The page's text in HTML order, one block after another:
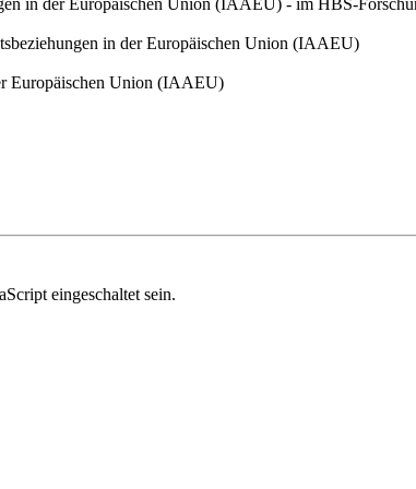
in der Europäischen Union (IAAEU)
Europäischen Union (IAAEU)
eingeschaltet sein.